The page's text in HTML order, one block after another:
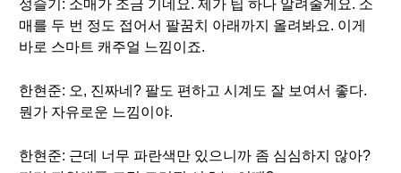
성슬기: 소매가 조금 기네요. 제가 팁 하나 알려줄게요. 소
매를 두 번 정도 접어서 팔꿈치 아래까지 올려봐요. 이게
바로 스마트 캐주얼 느낌이죠.
한현준: 오, 진짜네? 팔도 편하고 시계도 잘 보여서 좋다.
뭔가 자유로운 느낌이야.
한현준: 근데 너무 파란색만 있으니까 좀 심심하지 않아?